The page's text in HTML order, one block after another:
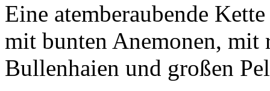
Eine atemberaubende
mit bunten Anemonen, mit
Bullenhaien und großen